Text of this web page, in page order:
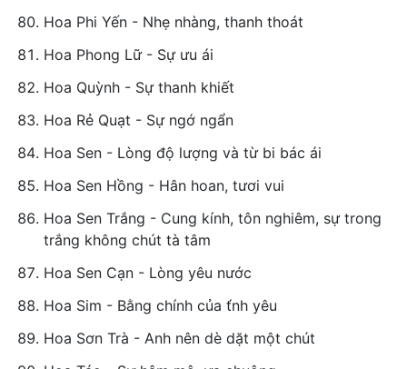
Hoa Phi Yến - Nhẹ nhàng, thanh thoát
Hoa Phong Lữ - Sự ưu ái
Hoa Quỳnh - Sự thanh khiết
Hoa Rẻ Quạt - Sự ngớ ngẩn
Hoa Sen - Lòng độ lượng và từ bi bác ái
Hoa Sen Hồng - Hân hoan, tươi vui
Hoa Sen Trắng - Cung kính, tôn nghiêm, sự trong
trắng không chút tà tâm
Hoa Sen Cạn - Lòng yêu nước
Hoa Sim - Bằng chính của t́nh yêu
Hoa Sơn Trà - Anh nên dè dặt một chút